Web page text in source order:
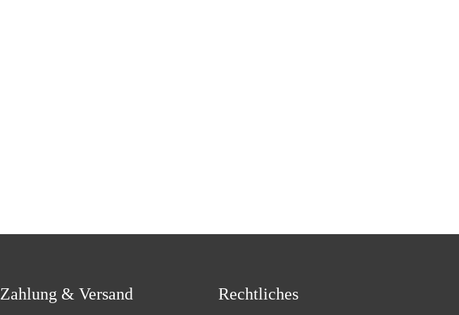
Zahlung & Versand Rechtliches